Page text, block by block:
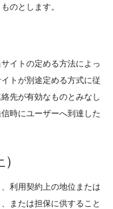
のとします。
イトの定める方法によっ
トが別途定める方式に従
先が有効なものとみなし
時にユーザーへ到達した
利用契約上の地位または
または担保に供すること